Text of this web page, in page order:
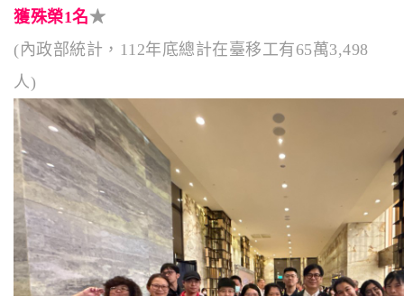
獲殊榮1名★
(內政部統計，112年底總計在臺移工有65萬3,498
人)